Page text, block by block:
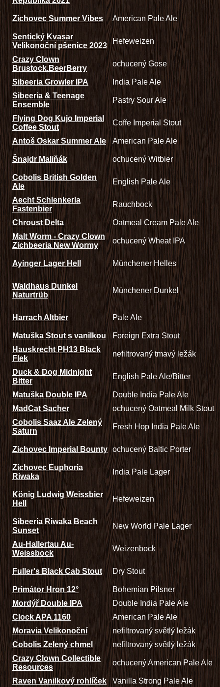
Zichovec Summer Vibes American Pale Ale
Sentický Kvasar
Velikonoční pšenice 2023
Hefeweizen
Crazy Clown
Brustock.BeerBerry
ochucený Gose
Sibeeria Growler IPA
India Pale Ale
Sibeeria & Teenage
Ensemble
Pastry Sour Ale
Flying Dog Kujo Imperial
Coffee Stout
Coffe Imperial Stout
Antoš Oskar Summer Ale American Pale Ale
Šnajdr Maliňák ochucený Witbier
Cobolis British Golden
Ale
English Pale Ale
Aecht Schlenkerla
Fastenbier
Rauchbock
Chroust Delta
Oatmeal Cream Pale Ale
Malt Worm - Crazy Clown
Zichbeeria New Wormy
ochucený Wheat IPA
Ayinger Lager Hell Münchener Helles
Waldhaus Dunkel
Naturtrüb
Münchener Dunkel
Harrach Altbier Pale Ale
Matuška Stout s vanilkou
Foreign Extra Stout
Hauskrecht PH13 Black
Flek
nefiltrovaný tmavý ležák
Duck & Dog Midnight
Bitter
English Pale Ale/Bitter
Matuška Double IPA
Double India Pale Ale
MadCat Sacher
ochucený Oatmeal Milk Stout
Cobolis Saaz Ale Zelený
Saturn
Fresh Hop India Pale Ale
Zichovec Imperial Bounty ochucený Baltic Porter
Zichovec Euphoria
Riwaka
India Pale Lager
König Ludwig Weissbier
Hell
Hefeweizen
Sibeeria Riwaka Beach
Sunset
New World Pale Lager
Au-Hallertau Au-
Weissbock
Weizenbock
Fuller's Black Cab Stout Dry Stout
Primátor Hron 12°
Bohemian Pilsner
Mordýř Double IPA
Double India Pale Ale
Clock APA 1160
American Pale Ale
Moravia Velikonoční
nefiltrovaný světlý ležák
Cobolis Zelený chmel
nefiltrovaný světlý ležák
Crazy Clown Collectible
Resources
ochucený American Pale Ale
Raven Vanilkový rohlíček
Vanilla Strong Pale Ale